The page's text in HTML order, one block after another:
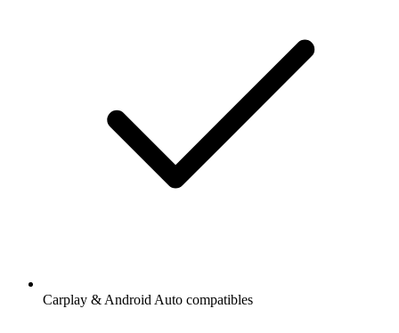
Carplay & Android Auto compatibles